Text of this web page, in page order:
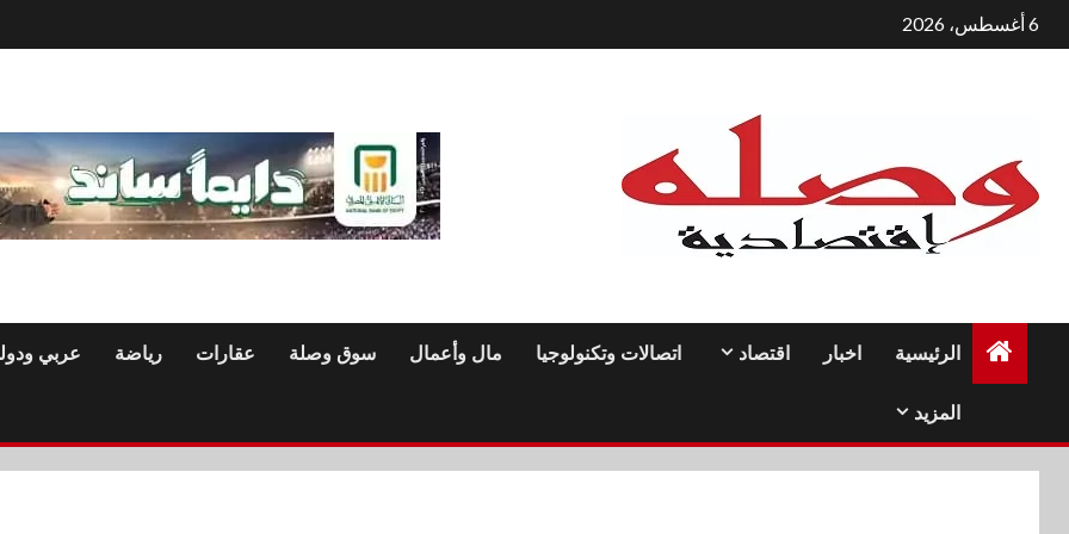
التجاوز
إلى
6 أغسطس، 2026
الرئيسية اخبار اقتصاد اتصالات وتكنولوجيا مال وأعمال سوق وصلة عقارات رياضة عربي
المزيد